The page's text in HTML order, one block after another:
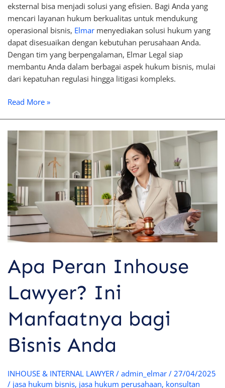
eksternal bisa menjadi solusi yang efisien. Bagi Anda yang
mencari layanan hukum berkualitas untuk mendukung
operasional bisnis, Elmarmenyediakan solusi hukum yang
dapat disesuaikan dengan kebutuhan perusahaan Anda.
Dengan tim yang berpengalaman, Elmar Legal siap
membantu Anda dalam berbagai aspek hukum bisnis, mulai
dari kepatuhan regulasi hingga litigasi kompleks.
Read More »
Apa Peran Inhouse
Lawyer? Ini
Manfaatnya bagi
Bisnis Anda
INHOUSE & INTERNAL LAWYER/ admin_elmar / 27/04/2025
/ jasa hukum bisnis, jasa hukum perusahaan, konsultan
Peran
Inhouse
Ini
Manfaatnya
bagi
Anda